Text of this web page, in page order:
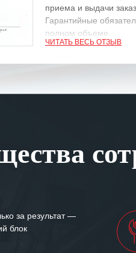
приема и выдачи
Гарантийные
полном объеме.
Мы высоко ценим
«555» долгих лет
ЧИТАТЬ ВЕСЬ ОТЗЫВ
за результат —
блок